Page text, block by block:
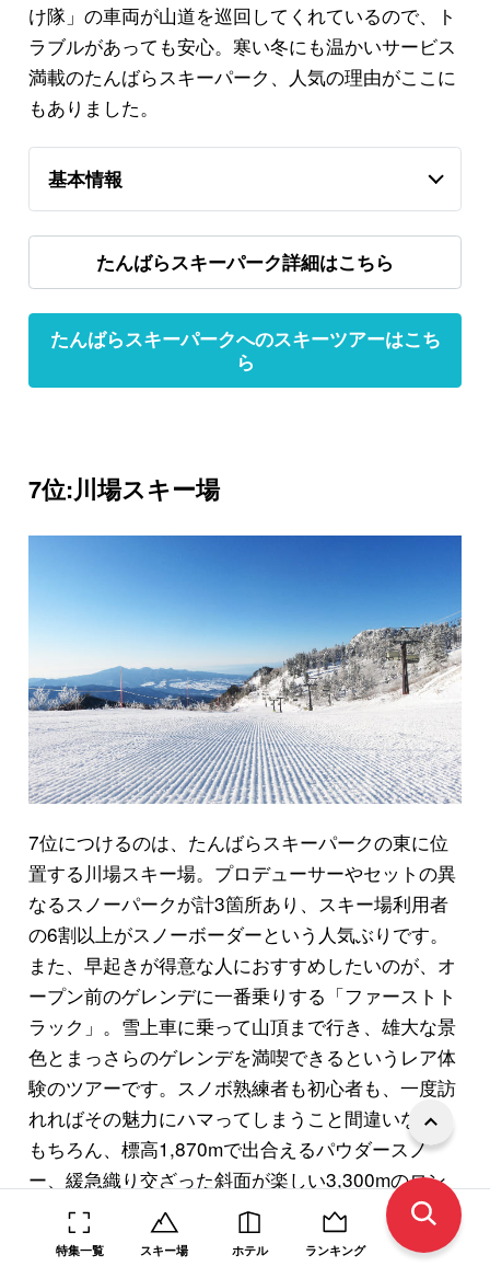
け隊」の車両が山道を巡回してくれているので、ト
ラブルがあっても安心。寒い冬にも温かいサービス
満載のたんばらスキーパーク、人気の理由がここに
もありました。
基本情報
たんばらスキーパーク詳細はこちら
たんばらスキーパークへのスキーツアーはこち
ら
7位:川場スキー場
7位につけるのは、たんばらスキーパークの東に位
置する川場スキー場。プロデューサーやセットの異
なるスノーパークが計3箇所あり、スキー場利用者
の6割以上がスノーボーダーという人気ぶりです。
また、早起きが得意な人におすすめしたいのが、オ
ープン前のゲレンデに一番乗りする「ファーストト
ラック」。雪上車に乗って山頂まで行き、雄大な景
色とまっさらのゲレンデを満喫できるというレア体
験のツアーです。スノボ熟練者も初心者も、一度訪
れればその魅力にハマってしまうこと間違いなし！
もちろん、標高1,870mで出合えるパウダースノ
ー、緩急織り交ざった斜面が楽しい3,300mのロン
グランは、スキーヤーも大満足のスキー場です。
沼田ICから最も近い場所にある川場スキー場。とは
特集一覧 スキー場 ホテル ランキング